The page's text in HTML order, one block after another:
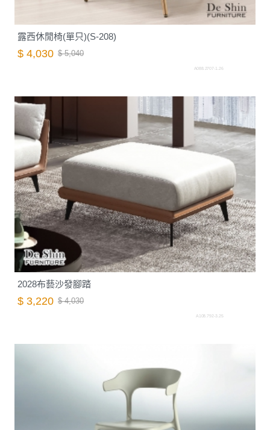
露西休閒椅(單只)(S-208)
$ 4,030 $ 5,040
A088.2707-1.26
2028布藝沙發腳踏
$ 3,220 $ 4,030
A108.792-3.25